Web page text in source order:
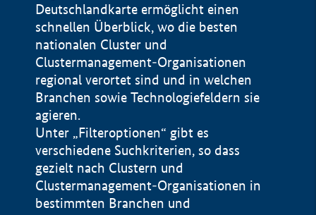
Deutschlandkarte ermöglicht einen
schnellen Überblick, wo die besten
nationalen Cluster und
Clustermanagement-Organisationen
regional verortet sind und in welchen
Branchen sowie Technologiefeldern sie
agieren.
Unter „Filteroptionen“ gibt es
verschiedene Suchkriterien, so dass
gezielt nach Clustern und
Clustermanagement-Organisationen in
bestimmten Branchen und
Impressum
Datenschutzerklärung
BMWE, 2026 ©
100 km © Geobasis-DE / BKG 2015